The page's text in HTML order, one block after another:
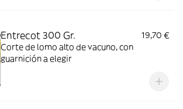
Entrecot 300 Gr.
19,70 €
Corte de lomo alto de vacuno, con
guarnición a elegir